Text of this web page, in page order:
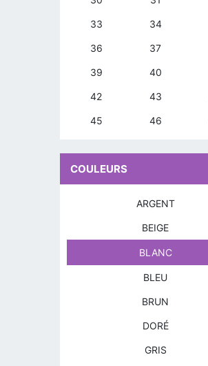
33 34
36 37
39 40
42 43
45 46
COULEURS
ARGENT
BEIGE
BLANC
BLEU
BRUN
DORÉ
GRIS